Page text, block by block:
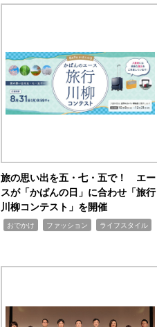
旅の思い出を五・七・五で！ エー
スが「かばんの日」に合わせ「旅行
川柳コンテスト」を開催
おでかけ ファッション ライフスタイル